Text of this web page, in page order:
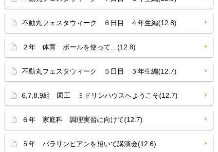
不動丸フェスタウィーク ６日目 ４年生編(12.8)
２年 体育 ボールを使って…(12.8)
不動丸フェスタウィーク ５日目 ５年生編(12.7)
6,7,8,9組 図工 ミドリンハウスへようこそ(12.7)
６年 家庭科 調理実習に向けて(12.7)
５年 パラリンピアンを招いて講演会(12.6)